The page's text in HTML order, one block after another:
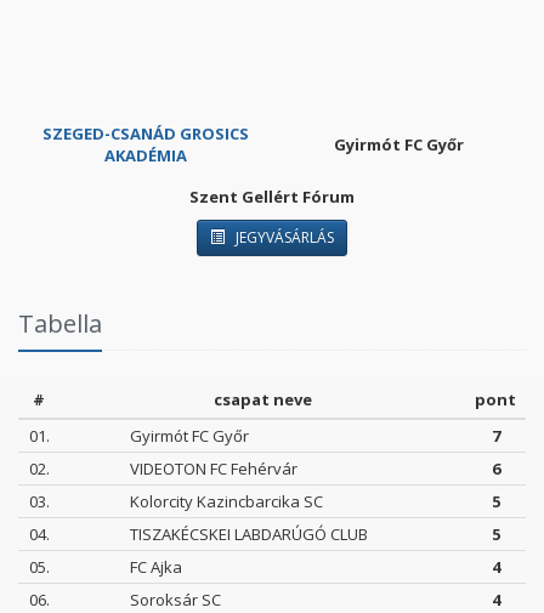
SZEGED-CSANÁD GROSICS
AKADÉMIA
Gyirmót FC Győr
Szent Gellért Fórum
JEGYVÁSÁRLÁS
Tabella
# csapat neve
pont
01.
Gyirmót FC Győr
7
02.
VIDEOTON FC Fehérvár
6
03.
Kolorcity Kazincbarcika SC
5
04.
TISZAKÉCSKEI LABDARÚGÓ CLUB
5
05.
FC Ajka
4
06.
Soroksár SC
4